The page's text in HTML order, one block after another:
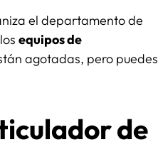
el departamento de
equipos de
agotadas, pero puedes
de